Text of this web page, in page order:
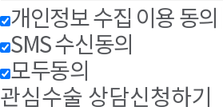
개인정보 수집 이용 동의
SMS 수신동의
모두동의
관심수술 상담신청하기